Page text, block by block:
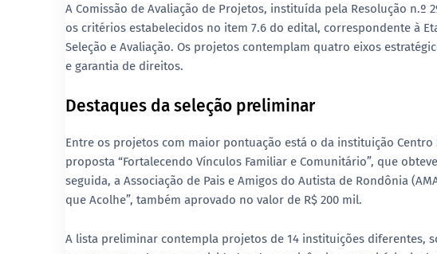
A Comissão de Avaliação de Projetos, instituída pela Resolução n.º
os critérios estabelecidos no item 7.6 do edital, correspondente à
Seleção e Avaliação. Os projetos contemplam quatro eixos
e garantia de direitos.
Destaques da seleção preliminar
Entre os projetos com maior pontuação está o da instituição Centro
proposta “Fortalecendo Vínculos Familiar e Comunitário”, que obteve
seguida, a Associação de Pais e Amigos do Autista de Rondônia
que Acolhe”, também aprovado no valor de R$ 200 mil.
A lista preliminar contempla projetos de 14 instituições diferentes,